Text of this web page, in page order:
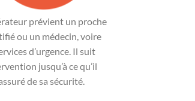
prévient un proche
ou un médecin, voire
d’urgence. Il suit
jusqu’à ce qu’il
de sa sécurité.